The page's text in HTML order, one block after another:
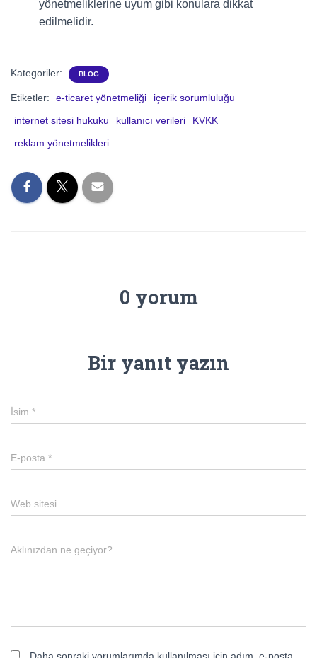
yönetmeliklerine uyum gibi konulara dikkat
edilmelidir.
Kategoriler: BLOG
Etiketler: e-ticaret yönetmeliği
içerik sorumluluğu
internet sitesi hukuku
kullanıcı verileri
KVKK
reklam yönetmelikleri
0 yorum
Bir yanıt yazın
İsim *
E-posta *
Web sitesi
Aklınızdan ne geçiyor?